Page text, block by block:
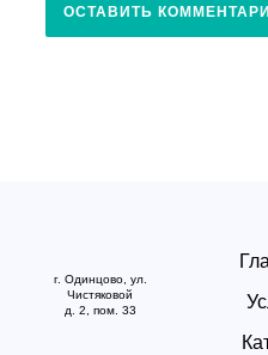
г. Одинцово, ул.
Чистяковой
д. 2, пом. 33